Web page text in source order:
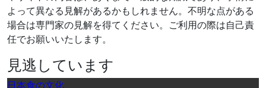
よって異なる見解があるかもしれません。不明な点がある
場合は専門家の見解を得てください。ご利用の際は自己責
任でお願いいたします。
見逃しています
日本食の文化